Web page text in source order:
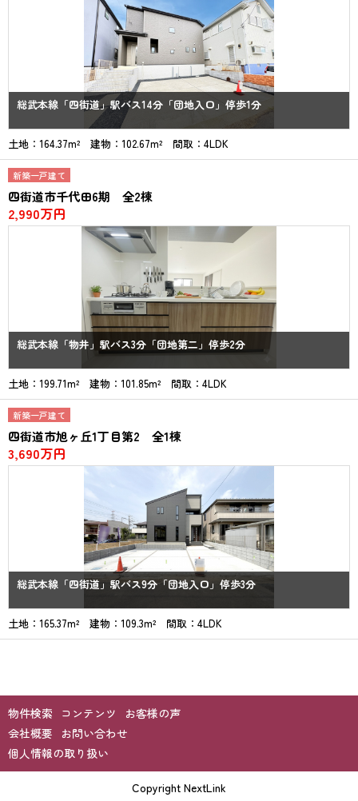
総武本線「四街道」駅バス14分「団地入口」停歩1分
土地：164.37m² 建物：102.67m² 間取：4LDK
新築一戸建て
四街道市千代田6期 全2棟
2,990万円
総武本線「物井」駅バス3分「団地第二」停歩2分
土地：199.71m² 建物：101.85m² 間取：4LDK
新築一戸建て
四街道市旭ヶ丘1丁目第2 全1棟
3,690万円
総武本線「四街道」駅バス9分「団地入口」停歩3分
土地：165.37m² 建物：109.3m² 間取：4LDK
物件検索 コンテンツ
お客様の声
会社概要
お問い合わせ
個人情報の取り扱い
Copyright NextLink